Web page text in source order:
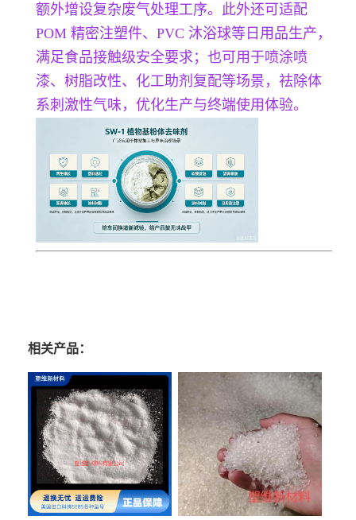
额外增设复杂废气处理工序。此外还可适配
POM 精密注塑件、PVC 沐浴球等日用品生产，
满足食品接触级安全要求；也可用于喷涂喷
漆、树脂改性、化工助剂复配等场景，祛除体
系刺激性气味，优化生产与终端使用体验。
相关产品：